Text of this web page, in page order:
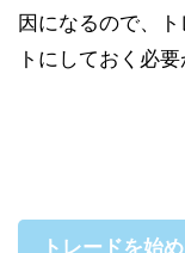
因になるので、
トにしておく必
トレードを始